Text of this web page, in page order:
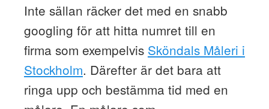
Inte sällan räcker det med en snabb
googling för att hitta numret till en
firma som exempelvis Sköndals Måleri i
Stockholm. Därefter är det bara att
ringa upp och bestämma tid med en